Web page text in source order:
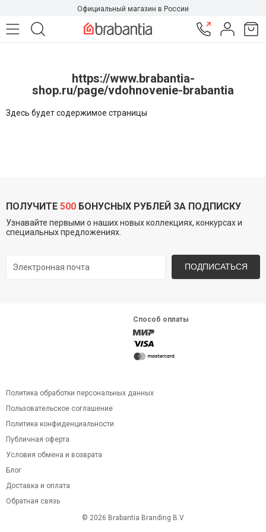
Официальный магазин в России
https://www.brabantia-
shop.ru/page/vdohnovenie-brabantia
Здесь будет содержимое страницы
ПОЛУЧИТЕ 500 БОНУСНЫХ РУБЛЕЙ ЗА ПОДПИСКУ
Узнавайте первыми о наших новых коллекциях, конкурсах и
специальных предложениях.
ПОДПИСАТЬСЯ
Способ оплаты
Политика обработки персональных данных
Пользовательское соглашение
Политика конфиденциальности
Публичная оферта
Условия обмена и возврата
Блог
Доставка и оплата
Обратная связь
© 2026 Brabantia Branding B.V